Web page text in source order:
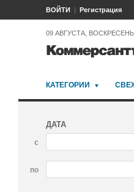
ВОЙТИ Регистрация
09 АВГУСТА,
КАТЕГОРИИ
ДАТА
с
по